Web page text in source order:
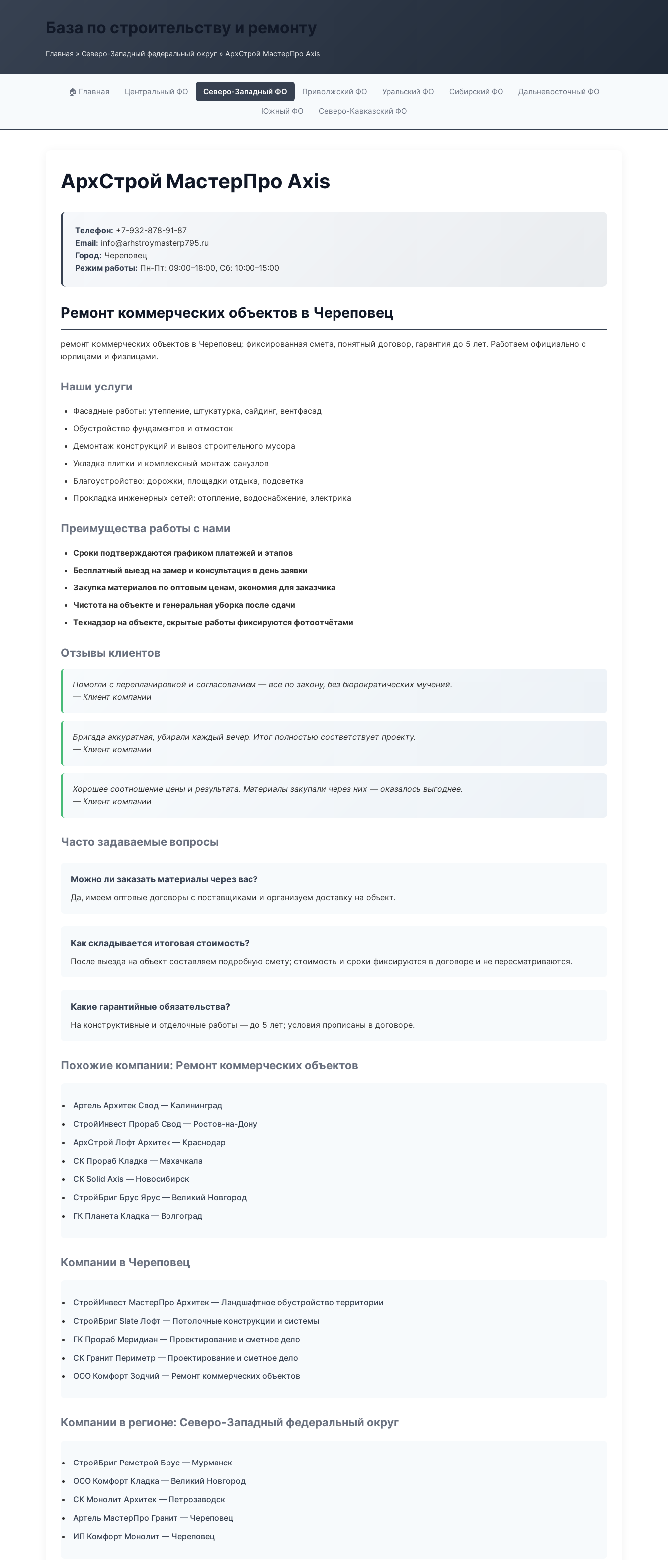
База по строительству и ремонту
Главная » Северо-Западный федеральный округ » АрхСтрой МастерПро Axis
🏠 Главная Центральный ФО Северо-Западный ФО Приволжский ФО Уральский ФО Сибирский ФО Дальневосточный ФО
Южный ФО Северо-Кавказский ФО
АрхСтрой МастерПро Axis
Телефон: +7-932-878-91-87
Email: info@arhstroymasterp795.ru
Город: Череповец
Режим работы: Пн-Пт: 09:00–18:00, Сб: 10:00–15:00
Ремонт коммерческих объектов в Череповец
ремонт коммерческих объектов в Череповец: фиксированная смета, понятный договор, гарантия до 5 лет. Работаем официально с
юрлицами и физлицами.
Наши услуги
Фасадные работы: утепление, штукатурка, сайдинг, вентфасад
Обустройство фундаментов и отмосток
Демонтаж конструкций и вывоз строительного мусора
Укладка плитки и комплексный монтаж санузлов
Благоустройство: дорожки, площадки отдыха, подсветка
Прокладка инженерных сетей: отопление, водоснабжение, электрика
Преимущества работы с нами
Сроки подтверждаются графиком платежей и этапов
Бесплатный выезд на замер и консультация в день заявки
Закупка материалов по оптовым ценам, экономия для заказчика
Чистота на объекте и генеральная уборка после сдачи
Технадзор на объекте, скрытые работы фиксируются фотоотчётами
Отзывы клиентов
Помогли с перепланировкой и согласованием — всё по закону, без бюрократических мучений.
— Клиент компании
Бригада аккуратная, убирали каждый вечер. Итог полностью соответствует проекту.
— Клиент компании
Хорошее соотношение цены и результата. Материалы закупали через них — оказалось выгоднее.
— Клиент компании
Часто задаваемые вопросы
Можно ли заказать материалы через вас?
Да, имеем оптовые договоры с поставщиками и организуем доставку на объект.
Как складывается итоговая стоимость?
После выезда на объект составляем подробную смету; стоимость и сроки фиксируются в договоре и не пересматриваются.
Какие гарантийные обязательства?
На конструктивные и отделочные работы — до 5 лет; условия прописаны в договоре.
Похожие компании: Ремонт коммерческих объектов
Артель Архитек Свод — Калининград
СтройИнвест Прораб Свод — Ростов-на-Дону
АрхСтрой Лофт Архитек — Краснодар
СК Прораб Кладка — Махачкала
СК Solid Axis — Новосибирск
СтройБриг Брус Ярус — Великий Новгород
ГК Планета Кладка — Волгоград
Компании в Череповец
СтройИнвест МастерПро Архитек — Ландшафтное обустройство территории
СтройБриг Slate Лофт — Потолочные конструкции и системы
ГК Прораб Меридиан — Проектирование и сметное дело
СК Гранит Периметр — Проектирование и сметное дело
ООО Комфорт Зодчий — Ремонт коммерческих объектов
Компании в регионе: Северо-Западный федеральный округ
СтройБриг Ремстрой Брус — Мурманск
ООО Комфорт Кладка — Великий Новгород
СК Монолит Архитек — Петрозаводск
Артель МастерПро Гранит — Череповец
ИП Комфорт Монолит — Череповец